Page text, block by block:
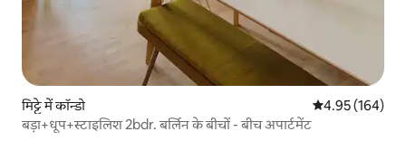
मिट्टे में कॉन्डो औसत रेटिंग 5 में से
4.95 (164)
बड़ा+धूप+स्टाइलिश 2bdr. बर्लिन के बीचों - बीच अपार्टमेंट